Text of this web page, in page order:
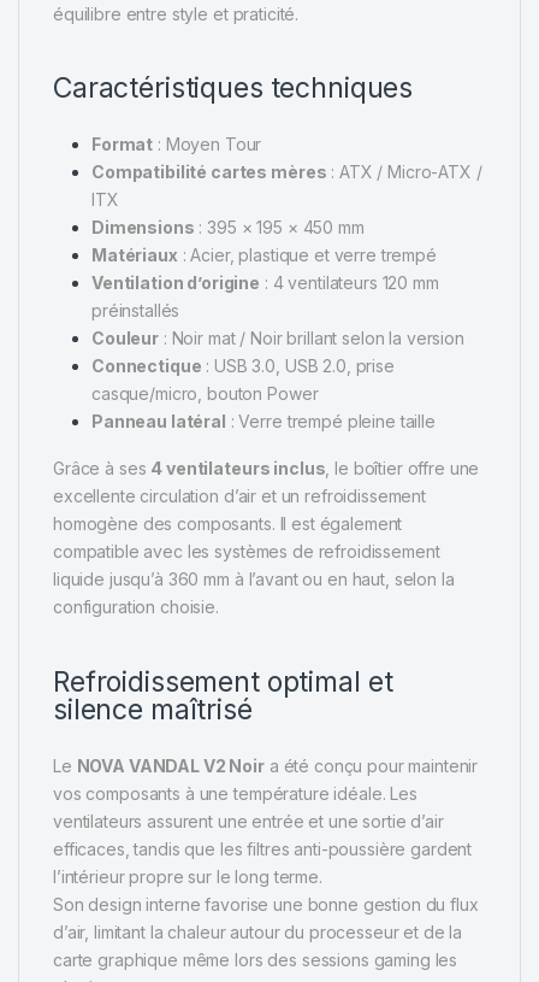
équilibre entre style et praticité.
Caractéristiques techniques
Format : Moyen Tour
Compatibilité cartes mères : ATX / Micro-ATX /
ITX
Dimensions : 395 × 195 × 450 mm
Matériaux : Acier, plastique et verre trempé
Ventilation d’origine : 4 ventilateurs 120 mm
préinstallés
Couleur : Noir mat / Noir brillant selon la version
Connectique : USB 3.0, USB 2.0, prise
casque/micro, bouton Power
Panneau latéral : Verre trempé pleine taille
Grâce à ses 4 ventilateurs inclus, le boîtier offre une
excellente circulation d’air et un refroidissement
homogène des composants. Il est également
compatible avec les systèmes de refroidissement
liquide jusqu’à 360 mm à l’avant ou en haut, selon la
configuration choisie.
Refroidissement optimal et
silence maîtrisé
Le NOVA VANDAL V2 Noira été conçu pour maintenir
vos composants à une température idéale. Les
ventilateurs assurent une entrée et une sortie d’air
efficaces, tandis que les filtres anti-poussière gardent
l’intérieur propre sur le long terme.
Son design interne favorise une bonne gestion du flux
d’air, limitant la chaleur autour du processeur et de la
carte graphique même lors des sessions gaming les